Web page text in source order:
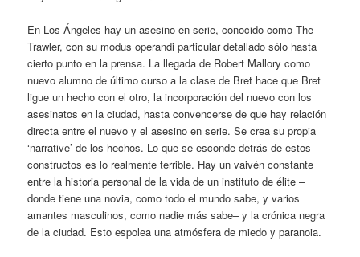
En Los Ángeles hay un asesino en serie, conocido como The
Trawler, con su modus operandi particular detallado sólo hasta
cierto punto en la prensa. La llegada de Robert Mallory como
nuevo alumno de último curso a la clase de Bret hace que Bret
ligue un hecho con el otro, la incorporación del nuevo con los
asesinatos en la ciudad, hasta convencerse de que hay relación
directa entre el nuevo y el asesino en serie. Se crea su propia
‘narrative’ de los hechos. Lo que se esconde detrás de estos
constructos es lo realmente terrible. Hay un vaivén constante
entre la historia personal de la vida de un instituto de élite –
donde tiene una novia, como todo el mundo sabe, y varios
amantes masculinos, como nadie más sabe– y la crónica negra
de la ciudad. Esto espolea una atmósfera de miedo y paranoia.